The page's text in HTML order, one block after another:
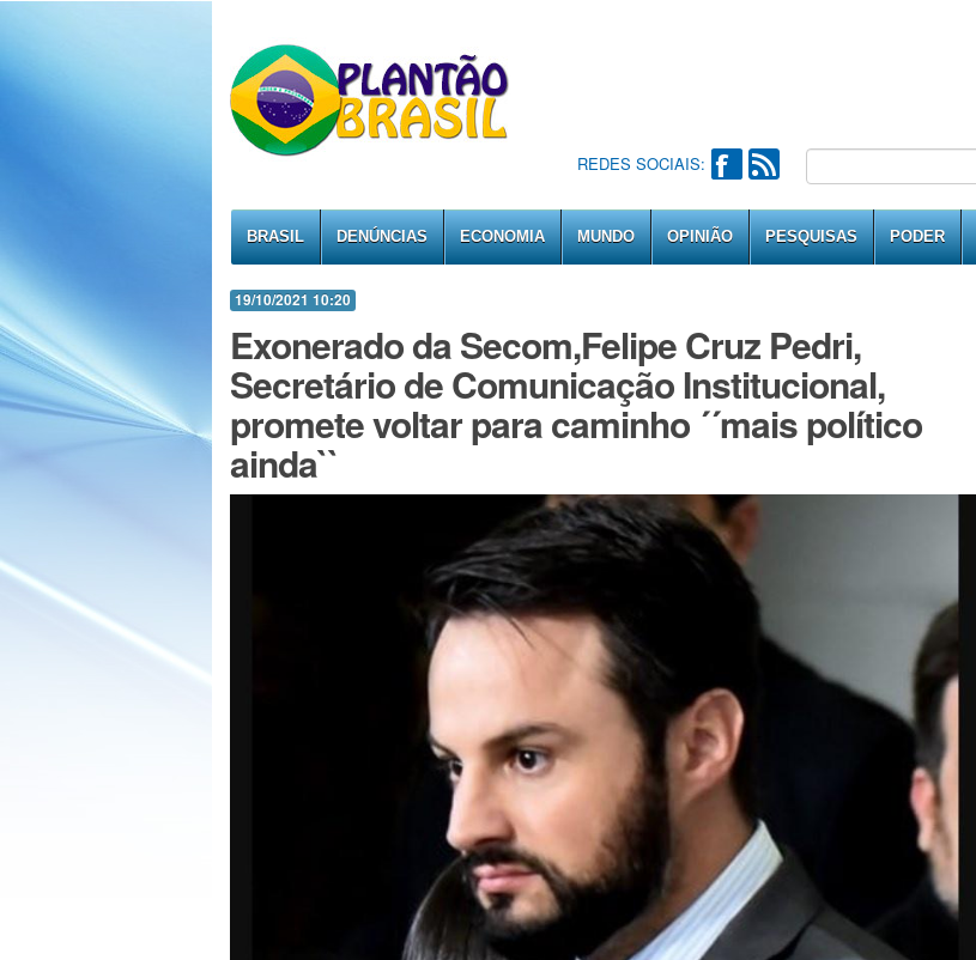
REDES SOCIAIS:
BRASIL DENÚNCIAS ECONOMIA MUNDO OPINIÃO PESQUISAS PODER
19/10/2021 10:20
Exonerado da Secom,Felipe Cruz Pedri,
Secretário de Comunicação Institucional,
promete voltar para caminho ´´mais político
ainda``